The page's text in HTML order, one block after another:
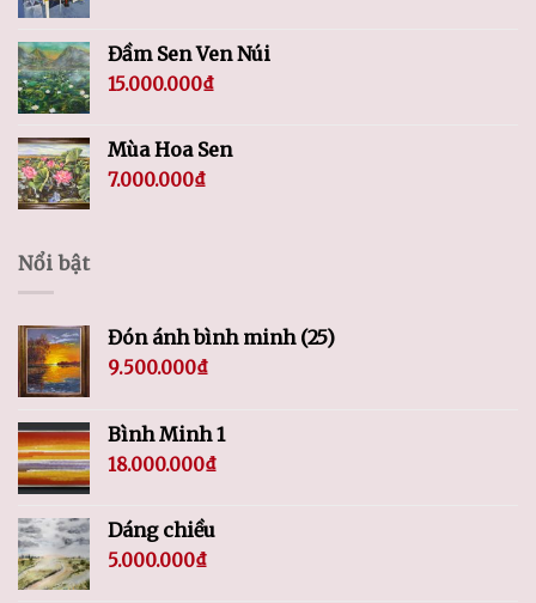
Đầm Sen Ven Núi
15.000.000₫
Mùa Hoa Sen
7.000.000₫
Nổi bật
Đón ánh bình minh (25)
9.500.000₫
Bình Minh 1
18.000.000₫
Dáng chiều
5.000.000₫